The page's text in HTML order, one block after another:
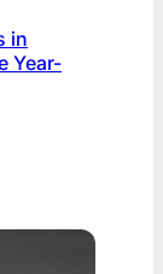
in
Year-